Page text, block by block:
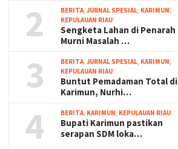
2 BERITA,JURNAL SPESIAL, KARIMUN,
KEPULAUAN RIAU
Sengketa Lahan di Penarah
Murni Masalah …
3 BERITA,JURNAL SPESIAL, KARIMUN,
KEPULAUAN RIAU
Buntut Pemadaman Total di
Karimun, Nurhi…
4 BERITA, KARIMUN, KEPULAUAN RIAU
Bupati Karimun pastikan
serapan SDM loka…